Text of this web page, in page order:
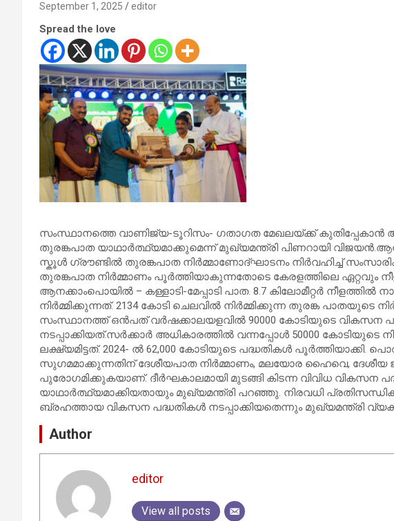
September 1, 2025 editor
Spread the love
സംസ്ഥാനത്തെ വാണിജ്യ-ടൂറിസം- ഗതാഗത മേഖലയ്ക്ക് കുതിപ്പേകാൻ
തുരങ്കപാത യാഥാർത്ഥ്യമാക്കുമെന്ന് മുഖ്യമന്ത്രി പിണറായി
സ്കൂൾ ഗ്രൗണ്ടിൽ തുരങ്കപാത നിർമ്മാണോദ്ഘാടനം നിർവഹിച്ച്
തുരങ്കപാത നിർമ്മാണം പൂർത്തിയാകുന്നതോടെ കേരളത്തിലെ ഏറ്റവും
ആനക്കാംപൊയിൽ – കള്ളാടി-മേപ്പാടി പാത. 8.7 കിലോമീറ്റർ
നിർമ്മിക്കുന്നത്. 2134 കോടി ചെലവിൽ നിർമ്മിക്കുന്ന തുരങ്ക പാതയുടെ
സംസ്ഥാനത്ത് ഒൻപത് വർഷക്കാലയളവിൽ 90000 കോടിയുടെ വികസന
നടപ്പാക്കിയത്.സർക്കാർ അധികാരത്തിൽ വന്നപ്പോൾ 50000
ലക്ഷ്യമിട്ടത്. 2024- ൽ 62,000 കോടിയുടെ പദ്ധതികൾ
സുഗമമാക്കുന്നതിന് ദേശീയപാത നിർമ്മാണം, മലയോര ഹൈവെ, ദേശീയ
പുരോഗമിക്കുകയാണ്. ദീർഘകാലമായി മുടങ്ങി കിടന്ന വിവിധ വികസന
യാഥാർത്ഥ്യമാക്കിയതായും മുഖ്യമന്ത്രി പറഞ്ഞു. നിരവധി
ബ്രഹത്തായ വികസന പദ്ധതികൾ നടപ്പാക്കിയതെന്നും മുഖ്യമന്ത്രി
Author
editor
View all posts